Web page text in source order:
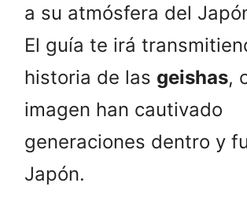
a su atmósfera del
El guía te irá
historia de las geishas,
imagen han cautivado
generaciones dentro y
Japón.